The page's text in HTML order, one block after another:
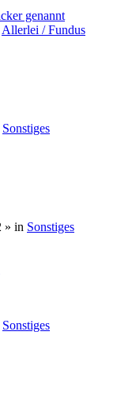
genannt
Allerlei / Fundus
Sonstiges
» in Sonstiges
Sonstiges